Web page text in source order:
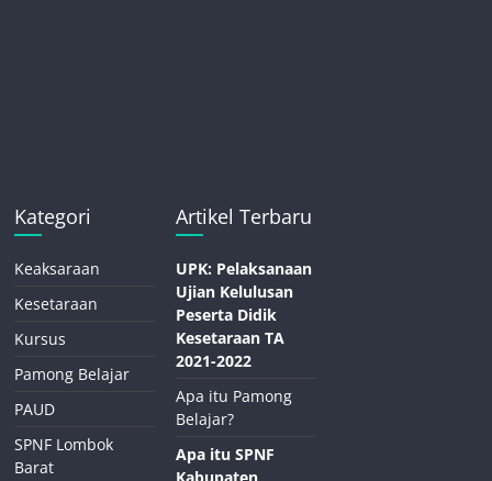
Kategori
Keaksaraan
Kesetaraan
Kursus
Pamong Belajar
PAUD
SPNF Lombok
Barat
Artikel Terbaru
UPK: Pelaksanaan
Ujian Kelulusan
Peserta Didik
Kesetaraan TA
2021-2022
Apa itu Pamong
Belajar?
Apa itu SPNF